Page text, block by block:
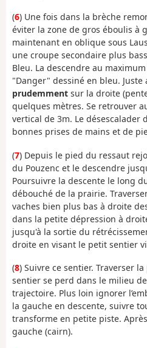
(6) Une fois dans la brèche
éviter la zone de gros éboulis à
maintenant en oblique sous
une croupe secondaire plus
Bleu. La descendre au
"Danger" dessiné en bleu.
prudemment sur la droite
quelques mètres. Se retrouver
vertical de 3m. Le désescalader
bonnes prises de mains et de
(7) Depuis le pied du ressaut
du Pouzenc et le descendre
Poursuivre la descente le long
débouché de la prairie.
vaches bien plus bas à droite
dans la petite dépression à
jusqu'à la sortie du
droite en visant le petit sentier
(8) Suivre ce sentier. Traverser
sentier se perd dans le milieu
trajectoire. Plus loin ignorer
la gauche en descente, suivre
transforme en petite piste.
gauche (cairn).